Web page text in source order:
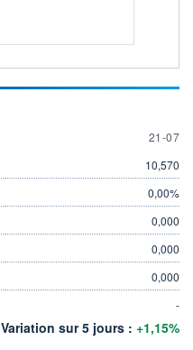
21 JULY
21-07
10,570
0,00%
0,000
0,000
0,000
-
Variation sur 5 jours : +1,15%